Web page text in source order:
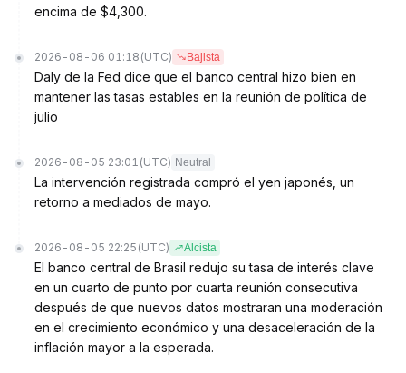
encima de $4,300.
2026-08-06 01:18 (UTC) Bajista
Daly de la Fed dice que el banco central hizo bien en
mantener las tasas estables en la reunión de política de
julio
2026-08-05 23:01 (UTC) Neutral
La intervención registrada compró el yen japonés, un
retorno a mediados de mayo.
2026-08-05 22:25 (UTC) Alcista
El banco central de Brasil redujo su tasa de interés clave
en un cuarto de punto por cuarta reunión consecutiva
después de que nuevos datos mostraran una moderación
en el crecimiento económico y una desaceleración de la
inflación mayor a la esperada.